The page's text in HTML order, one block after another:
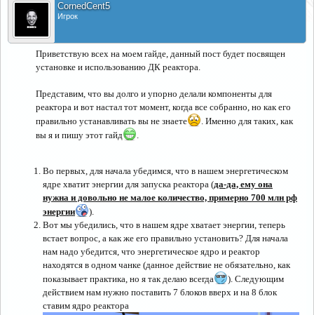
CornedCent5
Игрок
Приветствую всех на моем гайде, данный пост будет посвящен
установке и использованию ДК реактора.​
Представим, что вы долго и упорно делали компоненты для
реактора и вот настал тот момент, когда все собранно, но как его
правильно устанавливать вы не знаете
. Именно для таких, как
вы я и пишу этот гайд
.​
Во первых, для начала убедимся, что в нашем энергетическом
ядре хватит энергии для запуска реактора (да-да, ему она
нужна и довольно не малое количество, примерно 700 млн рф
энергии
).
Вот мы убедились, что в нашем ядре хватает энергии, теперь
встает вопрос, а как же его правильно установить? Для начала
нам надо убедится, что энергетическое ядро и реактор
находятся в одном чанке (данное действие не обязательно, как
показывает практика, но я так делаю всегда
). Следующим
действием нам нужно поставить 7 блоков вверх и на 8 блок
ставим ядро реактора